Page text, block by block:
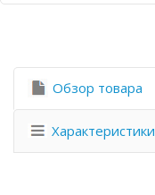
Обзор товара
Характеристики